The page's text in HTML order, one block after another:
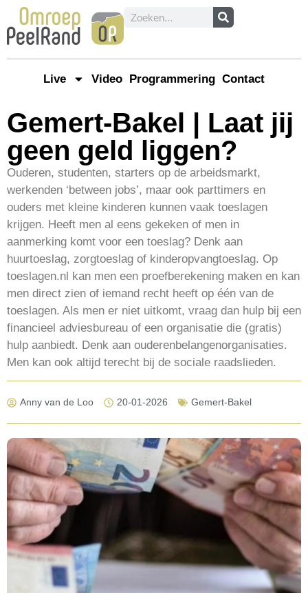
Live Video Programmering Contact
Gemert-Bakel | Laat jij
geen geld liggen?
Ouderen, studenten, starters op de arbeidsmarkt,
werkenden ‘between jobs’, maar ook parttimers en
ouders met kleine kinderen kunnen vaak toeslagen
krijgen. Heeft men al eens gekeken of men in
aanmerking komt voor een toeslag? Denk aan
huurtoeslag, zorgtoeslag of kinderopvangtoeslag. Op
toeslagen.nl kan men een proefberekening maken en kan
men direct zien of iemand recht heeft op één van de
toeslagen. Als men er niet uitkomt, vraag dan hulp bij een
financieel adviesbureau of een organisatie die (gratis)
hulp aanbiedt. Denk aan ouderenbelangenorganisaties.
Men kan ook altijd terecht bij de sociale raadslieden.
Anny van de Loo 20-01-2026 Gemert-Bakel